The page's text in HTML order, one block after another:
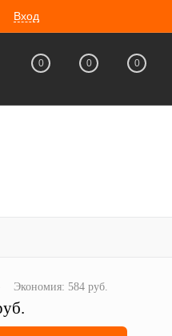
Вход
0 0 0
Экономия: 584 руб.